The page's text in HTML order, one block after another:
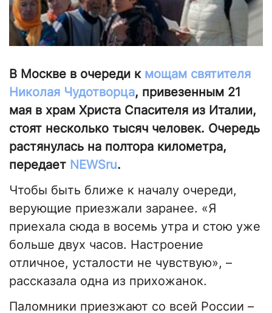
В Москве в очереди к мощам святителя
Николая Чудотворца, привезенным 21
мая в храм Христа Спасителя из Италии,
стоят несколько тысяч человек. Очередь
растянулась на полтора километра,
передает NEWSru.
Чтобы быть ближе к началу очереди,
верующие приезжали заранее. «Я
приехала сюда в восемь утра и стою уже
больше двух часов. Настроение
отличное, усталости не чувствую», –
рассказала одна из прихожанок.
Паломники приезжают со всей России –